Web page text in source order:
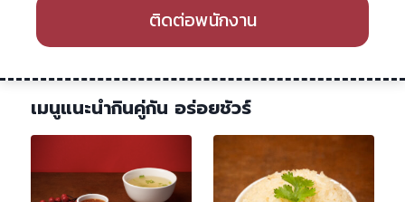
ติดต่อพนักงาน
เมนูแนะนำกินคู่กัน อร่อยชัวร์